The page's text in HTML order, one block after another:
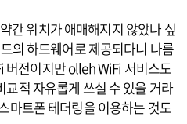
간 위치가 애매해지지 않았나 싶
의 하드웨어로 제공되다니 나름
버전이지만 olleh WiFi 서비스도
적 자유롭게 쓰실 수 있을 거라
마트폰 테더링을 이용하는 것도